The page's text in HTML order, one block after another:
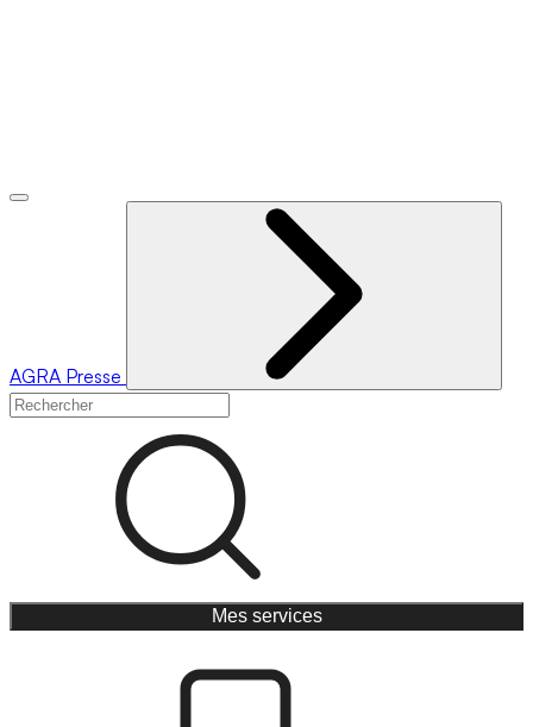
AGRA Presse
Mes services